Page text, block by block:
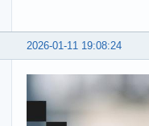
2026-01-11 19:08:24